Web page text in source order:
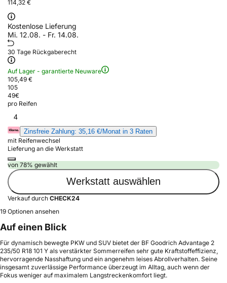
114,32 €
Kostenlose Lieferung
Mi. 12.08. - Fr. 14.08.
30 Tage Rückgaberecht
Auf Lager - garantierte Neuware
105,49 €
105
49€
pro Reifen
4
Zinsfreie Zahlung: 35,16 €/Monat in 3 Raten
mit Reifenwechsel
Lieferung an die Werkstatt
von 78% gewählt
Werkstatt auswählen
Verkauf durch CHECK24
19 Optionen ansehen
Auf einen Blick
Für dynamisch bewegte PKW und SUV bietet der BF Goodrich Advantage 2
235/50 R18 101 Y als verstärkter Sommerreifen sehr gute Kraftstoffeffizienz,
hervorragende Nasshaftung und ein angenehm leises Abrollverhalten. Seine
insgesamt zuverlässige Performance überzeugt im Alltag, auch wenn der
Fokus weniger auf maximalem Langstreckenkomfort liegt.